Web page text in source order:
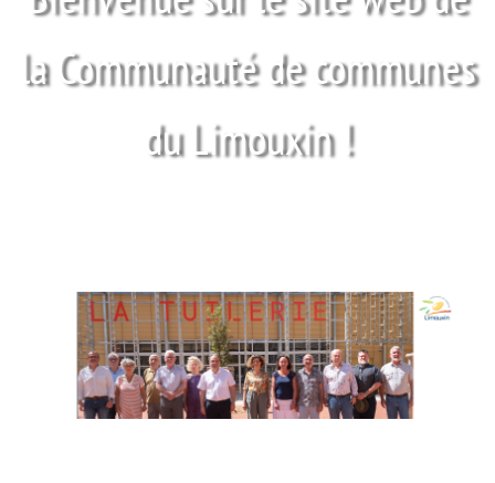
la Communauté de communes
du Limouxin !